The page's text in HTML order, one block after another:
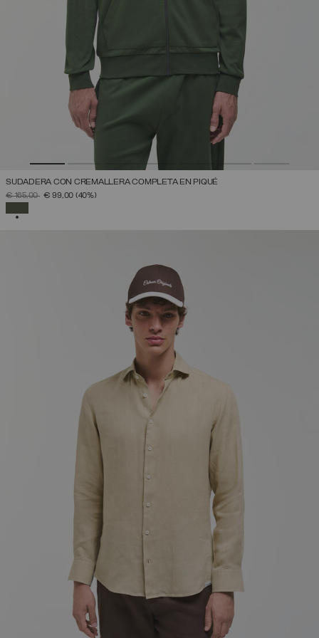
SUDADERA CON CREMALLERA COMPLETA EN PIQUÉ
PRECIO REBAJADO DE
€ 165,00A€ 99,00 (40%)